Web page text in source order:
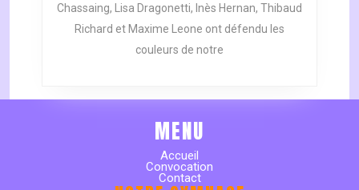
Chassaing, Lisa Dragonetti, Inès Hernan, Thibaud
Richard et Maxime Leone ont défendu les
couleurs de notre
MENU
Accueil
Convocation
Contact